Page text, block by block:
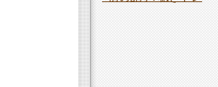
稿
ナ
ビ